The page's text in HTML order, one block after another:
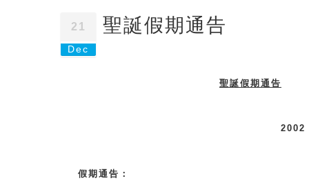
21
Dec
聖誕假期通告
聖誕假期通告
2002
假期通告：